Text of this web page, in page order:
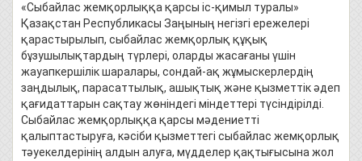
«Сыбайлас жемқорлыққа қарсы іс-қимыл туралы»
Қазақстан Республикасы Заңының негізгі ережелері
қарастырылып, сыбайлас жемқорлық құқық
бұзушылықтардың түрлері, оларды жасағаны үшін
жауапкершілік шаралары, сондай-ақ жұмыскерлердің
заңдылық, парасаттылық, ашықтық және қызметтік әдеп
қағидаттарын сақтау жөніндегі міндеттері түсіндірілді.
Сыбайлас жемқорлыққа қарсы мәдениетті
қалыптастыруға, кәсіби қызметтегі сыбайлас жемқорлық
тәуекелдерінің алдын алуға, мүдделер қақтығысына жол